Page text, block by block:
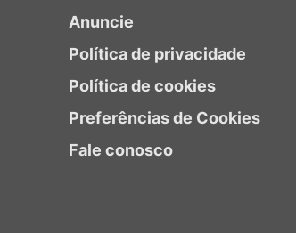
Anuncie
Política de privacidade
Política de cookies
Preferências de Cookies
Fale conosco